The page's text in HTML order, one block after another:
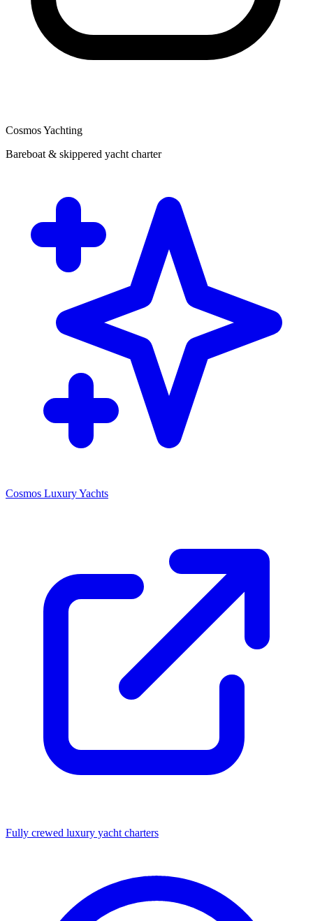
Cosmos Yachting
Bareboat & skippered yacht charter
Cosmos Luxury Yachts
Fully crewed luxury yacht charters